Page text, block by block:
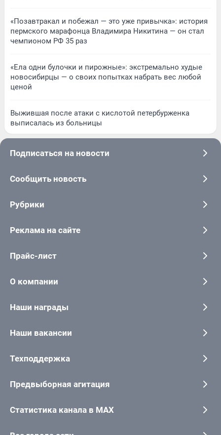
«Позавтракал и побежал — это уже привычка»: история
пермского марафонца Владимира Никитина — он стал
чемпионом РФ 35 раз
«Ела одни булочки и пирожные»: экстремально худые
новосибирцы — о своих попытках набрать вес любой
ценой
Выжившая после атаки с кислотой петербурженка
выписалась из больницы
Подписаться на новости
Сообщить новость
Рубрики
Реклама на сайте
Прайс-лист
О компании
Наши награды
Наши вакансии
Техподдержка
Предвыборная агитация
Статистика канала в MAX